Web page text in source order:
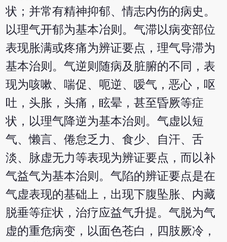
状；并常有精神抑郁、情志内伤的病史。
以理气开郁为基本冶则。气滞以病变部位
表现胀满或疼痛为辨证要点，理气导滞为
基本治则。气逆则随病及脏腑的不同，表
现为咳嗽、喘促、呃逆、嗳气，恶心，呕
吐，头胀，头痛，眩晕，甚至昏厥等症
状，以理气降逆为基本治则。气虚以短
气、懒言、倦怠乏力、食少、自汗、舌
淡、脉虚无力等表现为辨证要点，而以补
气益气为基本治则。气陷的辨证要点是在
气虚表现的基础上，出现下腹坠胀、内藏
脱垂等症状，治疗应益气升提。气脱为气
虚的重危病变，以面色苍白，四肢厥冷，